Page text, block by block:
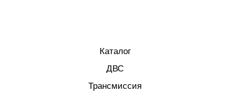
Каталог
ДВС
Трансмиссия